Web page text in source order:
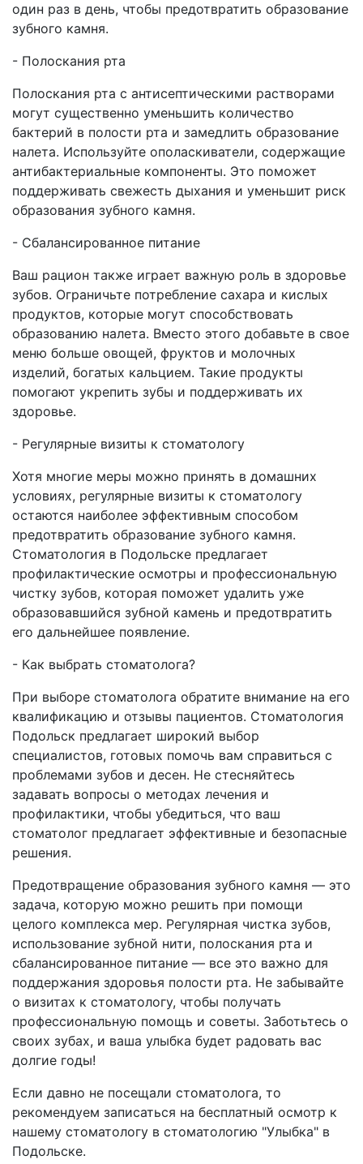
один раз в день, чтобы предотвратить образование
зубного камня.
- Полоскания рта
Полоскания рта с антисептическими растворами
могут существенно уменьшить количество
бактерий в полости рта и замедлить образование
налета. Используйте ополаскиватели, содержащие
антибактериальные компоненты. Это поможет
поддерживать свежесть дыхания и уменьшит риск
образования зубного камня.
- Сбалансированное питание
Ваш рацион также играет важную роль в здоровье
зубов. Ограничьте потребление сахара и кислых
продуктов, которые могут способствовать
образованию налета. Вместо этого добавьте в свое
меню больше овощей, фруктов и молочных
изделий, богатых кальцием. Такие продукты
помогают укрепить зубы и поддерживать их
здоровье.
- Регулярные визиты к стоматологу
Хотя многие меры можно принять в домашних
условиях, регулярные визиты к стоматологу
остаются наиболее эффективным способом
предотвратить образование зубного камня.
Стоматология в Подольске предлагает
профилактические осмотры и профессиональную
чистку зубов, которая поможет удалить уже
образовавшийся зубной камень и предотвратить
его дальнейшее появление.
- Как выбрать стоматолога?
При выборе стоматолога обратите внимание на его
квалификацию и отзывы пациентов. Стоматология
Подольск предлагает широкий выбор
специалистов, готовых помочь вам справиться с
проблемами зубов и десен. Не стесняйтесь
задавать вопросы о методах лечения и
профилактики, чтобы убедиться, что ваш
стоматолог предлагает эффективные и безопасные
решения.
Предотвращение образования зубного камня — это
задача, которую можно решить при помощи
целого комплекса мер. Регулярная чистка зубов,
использование зубной нити, полоскания рта и
сбалансированное питание — все это важно для
поддержания здоровья полости рта. Не забывайте
о визитах к стоматологу, чтобы получать
профессиональную помощь и советы. Заботьтесь о
своих зубах, и ваша улыбка будет радовать вас
долгие годы!
Если давно не посещали стоматолога, то
рекомендуем записаться на бесплатный осмотр к
нашему стоматологу в стоматологию "Улыбка" в
Подольске.